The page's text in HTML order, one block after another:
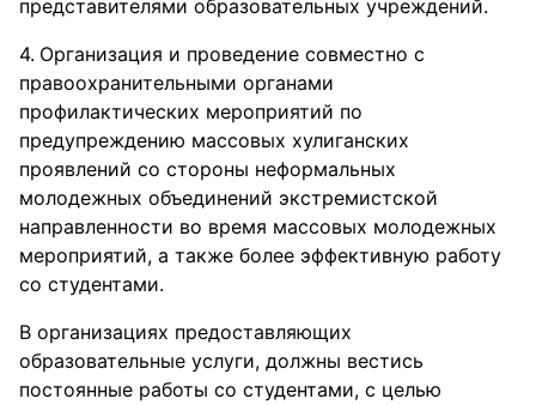
представителями образовательных учреждений.
Организация и проведение совместно с
правоохранительными органами
профилактических мероприятий по
предупреждению массовых хулиганских
проявлений со стороны неформальных
молодежных объединений экстремистской
направленности во время массовых молодежных
мероприятий, а также более эффективную работу
со студентами.
В организациях предоставляющих
образовательные услуги, должны вестись
постоянные работы со студентами, с целью